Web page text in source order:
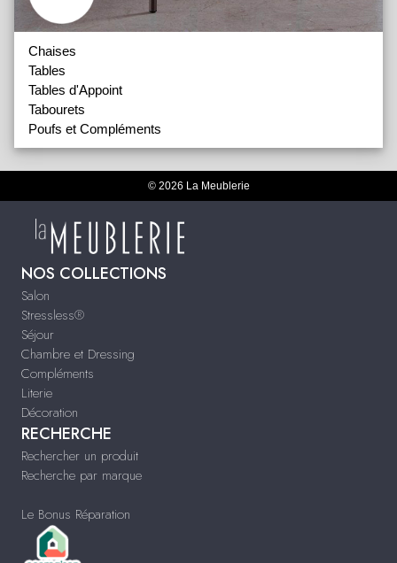
Chaises
Tables
Tables d'Appoint
Tabourets
Poufs et Compléments
© 2026 La Meublerie
NOS COLLECTIONS
Salon
Stressless®
Séjour
Chambre et Dressing
Compléments
Literie
Décoration
RECHERCHE
Rechercher un produit
Recherche par marque
Le Bonus Réparation